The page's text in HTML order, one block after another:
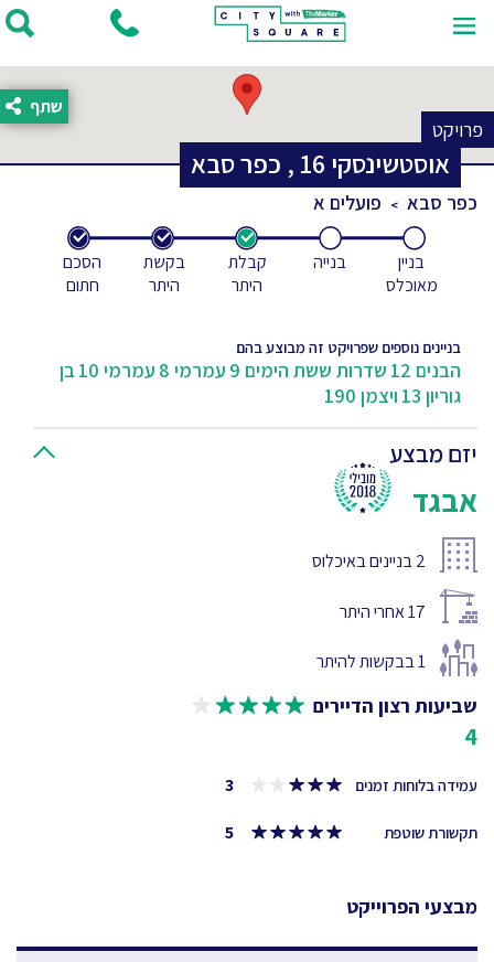
פרויקט
אוסטשינסקי 16
, כפר סבא
שתף
כפר סבא פועלים א
בניין
מאוכלס
בנייה
קבלת
היתר
בקשת
היתר
הסכם
חתום
בניינים נוספים שפרויקט זה מבוצע בהם
הבנים 12 שדרות ששת הימים 9 עמרמי 8 עמרמי 10
בן
גוריון 13
ויצמן 190
יזם מבצע
אבגד
2בניינים באיכלוס
17אחרי היתר
1בבקשות להיתר
שביעות רצון הדיירים
4
עמידה בלוחות זמנים 3
תקשורת שוטפת 5
מבצעי הפרוייקט